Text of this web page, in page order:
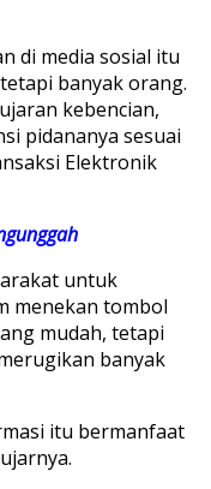
di media sosial itu
banyak orang.
kebencian,
pidananya sesuai
Elektronik
untuk
menekan tombol
mudah, tetapi
banyak
itu bermanfaat